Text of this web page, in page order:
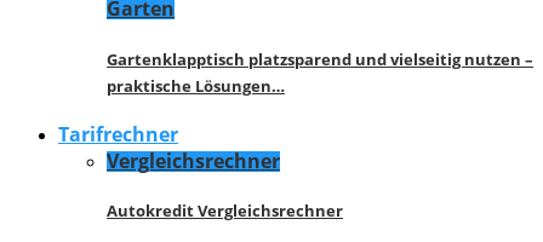
Garten
Gartenklapptisch platzsparend und vielseitig nutzen –
praktische Lösungen…
Tarifrechner
Vergleichsrechner
Autokredit Vergleichsrechner